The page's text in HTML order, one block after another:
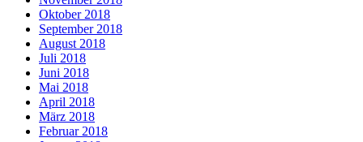
Oktober 2018
September 2018
August 2018
Juli 2018
Juni 2018
Mai 2018
April 2018
März 2018
Februar 2018